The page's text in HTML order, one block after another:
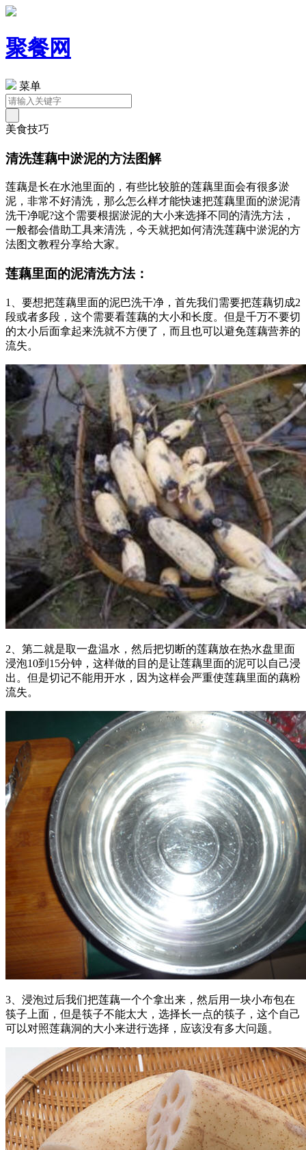
聚餐网
菜单
美食技巧
清洗莲藕中淤泥的方法图解
莲藕是长在水池里面的，有些比较脏的莲藕里面会有很多淤
泥，非常不好清洗，那么怎么样才能快速把莲藕里面的淤泥清
洗干净呢?这个需要根据淤泥的大小来选择不同的清洗方法，
一般都会借助工具来清洗，今天就把如何清洗莲藕中淤泥的方
法图文教程分享给大家。
莲藕里面的泥清洗方法：
1、要想把莲藕里面的泥巴洗干净，首先我们需要把莲藕切成2
段或者多段，这个需要看莲藕的大小和长度。但是千万不要切
的太小后面拿起来洗就不方便了，而且也可以避免莲藕营养的
流失。
2、第二就是取一盘温水，然后把切断的莲藕放在热水盘里面
浸泡10到15分钟，这样做的目的是让莲藕里面的泥可以自己浸
出。但是切记不能用开水，因为这样会严重使莲藕里面的藕粉
流失。
3、浸泡过后我们把莲藕一个个拿出来，然后用一块小布包在
筷子上面，但是筷子不能太大，选择长一点的筷子，这个自己
可以对照莲藕洞的大小来进行选择，应该没有多大问题。